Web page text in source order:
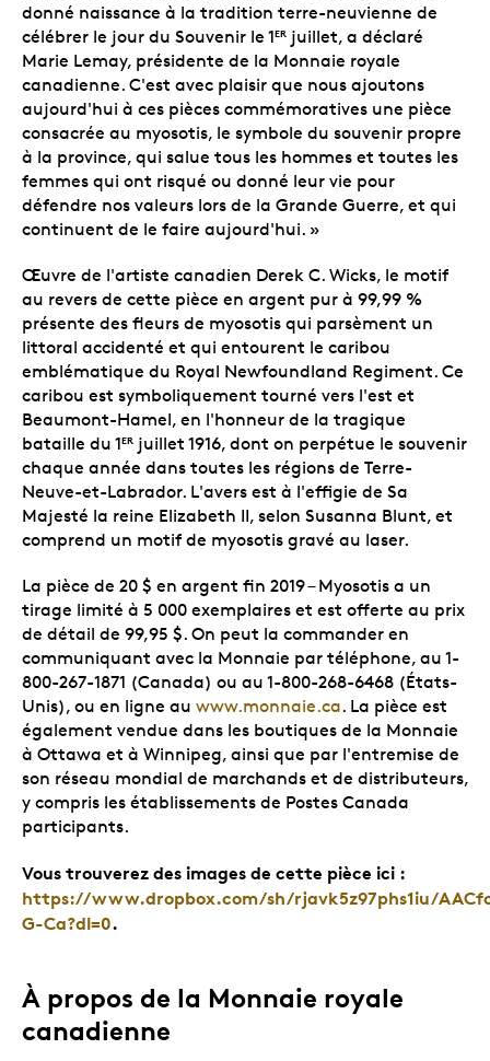
donné naissance à la tradition terre-neuvienne de
célébrer le jour du Souvenir le 1ER juillet, a déclaré
Marie Lemay, présidente de la Monnaie royale
canadienne. C'est avec plaisir que nous ajoutons
aujourd'hui à ces pièces commémoratives une pièce
consacrée au myosotis, le symbole du souvenir propre
à la province, qui salue tous les hommes et toutes les
femmes qui ont risqué ou donné leur vie pour
défendre nos valeurs lors de la Grande Guerre, et qui
continuent de le faire aujourd'hui. »
Œuvre de l'artiste canadien Derek C. Wicks, le motif
au revers de cette pièce en argent pur à 99,99 %
présente des fleurs de myosotis qui parsèment un
littoral accidenté et qui entourent le caribou
emblématique du Royal Newfoundland Regiment. Ce
caribou est symboliquement tourné vers l'est et
Beaumont-Hamel, en l'honneur de la tragique
bataille du 1ER juillet 1916, dont on perpétue le souvenir
chaque année dans toutes les régions de Terre-
Neuve-et-Labrador. L'avers est à l'effigie de Sa
Majesté la reine Elizabeth II, selon Susanna Blunt, et
comprend un motif de myosotis gravé au laser.
La pièce de 20 $ en argent fin 2019 – Myosotis a un
tirage limité à 5 000 exemplaires et est offerte au prix
de détail de 99,95 $. On peut la commander en
communiquant avec la Monnaie par téléphone, au 1-
800-267-1871 (Canada) ou au 1-800-268-6468 (États-
Unis), ou en ligne au www.monnaie.ca. La pièce est
également vendue dans les boutiques de la Monnaie
à Ottawa et à Winnipeg, ainsi que par l'entremise de
son réseau mondial de marchands et de distributeurs,
y compris les établissements de Postes Canada
participants.
Vous trouverez des images de cette pièce ici :
https://www.dropbox.com/sh/rjavk5z97phs1iu/
G-Ca?dl=0.
À propos de la Monnaie royale
canadienne